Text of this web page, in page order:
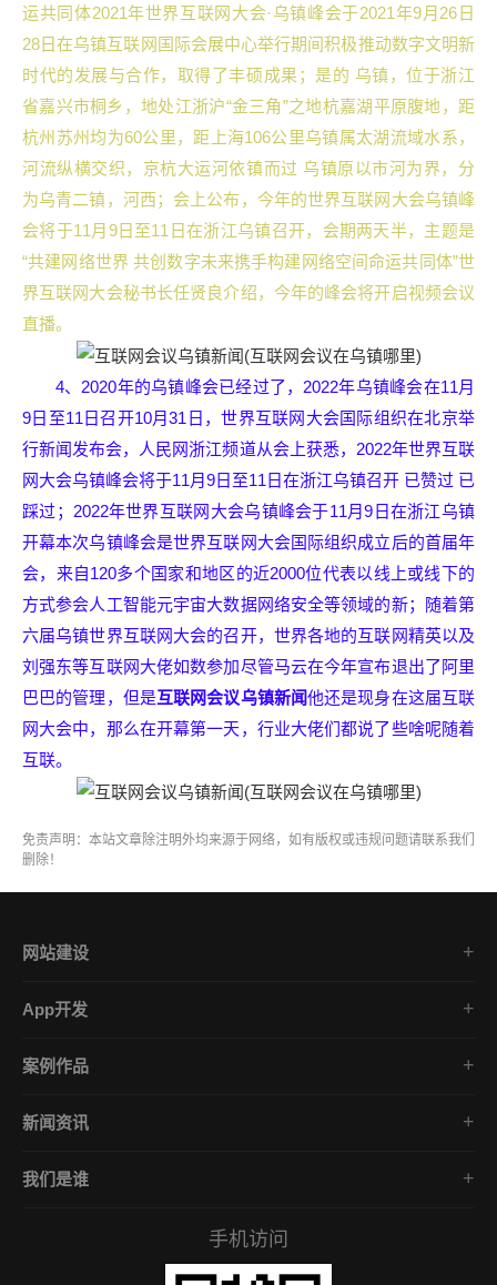
运共同体2021年世界互联网大会·乌镇峰会于2021年9月26日
28日在乌镇互联网国际会展中心举行期间积极推动数字文明新
时代的发展与合作，取得了丰硕成果；是的 乌镇，位于浙江
省嘉兴市桐乡，地处江浙沪“金三角”之地杭嘉湖平原腹地，距
杭州苏州均为60公里，距上海106公里乌镇属太湖流域水系，
河流纵横交织，京杭大运河依镇而过 乌镇原以市河为界，分
为乌青二镇，河西；会上公布，今年的世界互联网大会乌镇峰
会将于11月9日至11日在浙江乌镇召开，会期两天半，主题是
“共建网络世界 共创数字未来携手构建网络空间命运共同体”世
界互联网大会秘书长任贤良介绍，今年的峰会将开启视频会议
直播。
4、2020年的乌镇峰会已经过了，2022年乌镇峰会在11月
9日至11日召开10月31日，世界互联网大会国际组织在北京举
行新闻发布会，人民网浙江频道从会上获悉，2022年世界互联
网大会乌镇峰会将于11月9日至11日在浙江乌镇召开 已赞过 已
踩过；2022年世界互联网大会乌镇峰会于11月9日在浙江乌镇
开幕本次乌镇峰会是世界互联网大会国际组织成立后的首届年
会，来自120多个国家和地区的近2000位代表以线上或线下的
方式参会人工智能元宇宙大数据网络安全等领域的新；随着第
六届乌镇世界互联网大会的召开，世界各地的互联网精英以及
刘强东等互联网大佬如数参加尽管马云在今年宣布退出了阿里
巴巴的管理，但是互联网会议乌镇新闻他还是现身在这届互联
网大会中，那么在开幕第一天，行业大佬们都说了些啥呢随着
互联。
免责声明：本站文章除注明外均来源于网络，如有版权或违规问题请联系我们
删除！
网站建设
集团企业官网
营销网站设计
商城网站定制
App开发
电商App开发
金融App开发
社交App开发
案例作品
品牌网站建设
微信小程序
新闻资讯
学习课堂
我们是谁
手机访问